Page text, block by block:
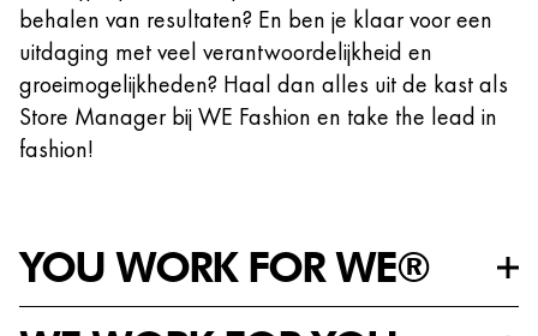
behalen van resultaten? En ben je klaar voor een
uitdaging met veel verantwoordelijkheid en
groeimogelijkheden? Haal dan alles uit de kast als
Store Manager bij WE Fashion en take the lead in
fashion!
YOU WORK FOR WE®